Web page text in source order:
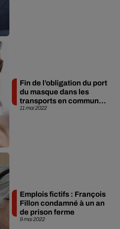
11 mai 2022
Fin de l’obligation du port
du masque dans les
transports en commun...
9 mai 2022
Emplois fictifs : François
Fillon condamné à un an
de prison ferme